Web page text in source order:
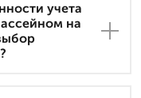
учета
на